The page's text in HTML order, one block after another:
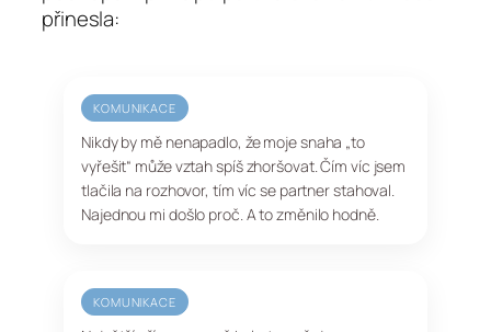
přinesla:
KOMUNIKACE
Nikdy by mě nenapadlo, že moje snaha „to
vyřešit“ může vztah spíš zhoršovat. Čím víc jsem
tlačila na rozhovor, tím víc se partner stahoval.
Najednou mi došlo proč. A to změnilo hodně.
KOMUNIKACE